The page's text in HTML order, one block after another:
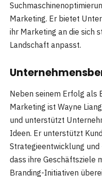
Marketing. Er bietet
ihr Marketing an die sich
Landschaft anpasst.
Neben seinem Erfolg als
Marketing ist Wayne
und unterstützt
Ideen. Er unterstützt
Strategieentwicklung
dass ihre Geschäftsziele
Branding-Initiativen